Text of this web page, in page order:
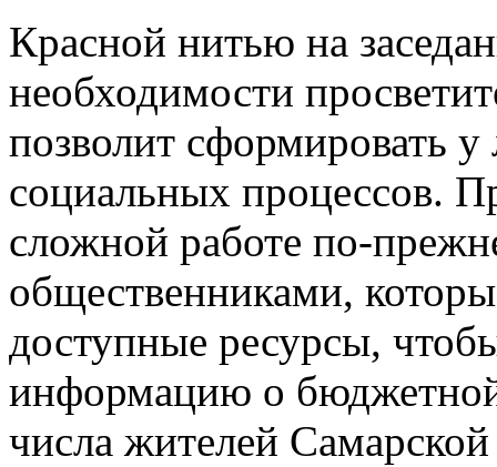
Красной нитью на
необходимости
позволит сформировать
социальных процессов.
сложной работе по-
общественниками,
доступные ресурсы,
информацию о
числа жителей Самарской